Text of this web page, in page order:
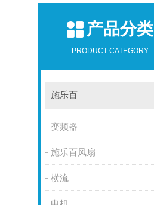
产品分类
PRODUCT CATEGORY
施乐百
变频器
施乐百风扇
横流